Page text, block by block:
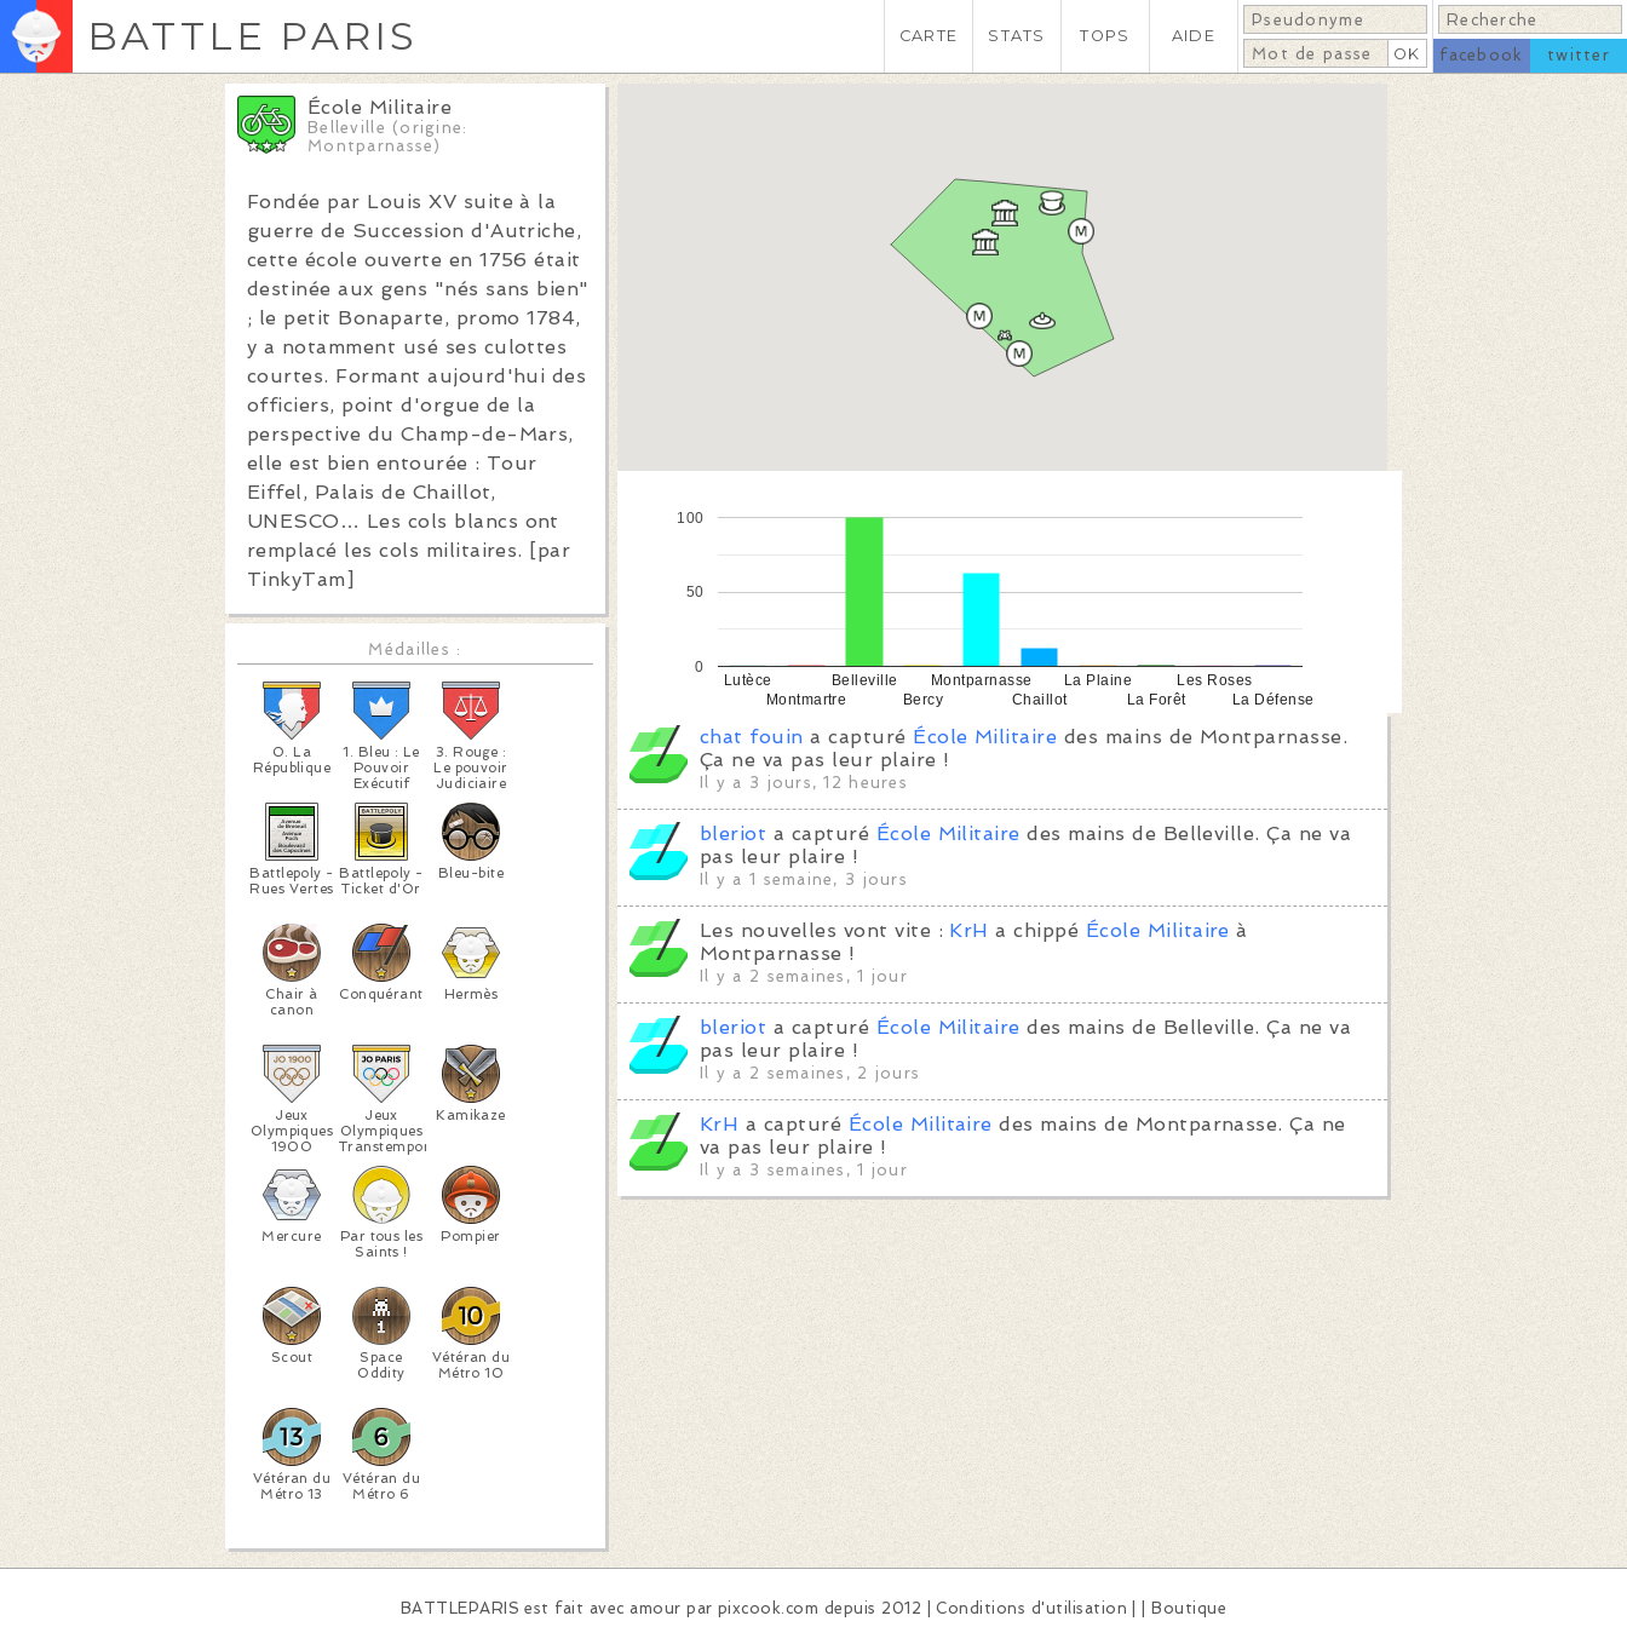
BATTLE PARIS CARTE STATS TOPS
AIDE
facebook
twitter
École Militaire
Belleville (origine:
Montparnasse)
Fondée par Louis XV suite à la
guerre de Succession d'Autriche,
cette école ouverte en 1756 était
destinée aux gens "nés sans bien"
; le petit Bonaparte, promo 1784,
y a notamment usé ses culottes
courtes. Formant aujourd'hui des
officiers, point d'orgue de la
perspective du Champ-de-Mars,
elle est bien entourée : Tour
Eiffel, Palais de Chaillot,
UNESCO… Les cols blancs ont
remplacé les cols militaires. [par
TinkyTam]
Médailles :
0. La
République
1. Bleu : Le
Pouvoir
Exécutif
3. Rouge :
Le pouvoir
Judiciaire
Battlepoly -
Rues Vertes
Battlepoly -
Ticket d'Or
Bleu-bite
Chair à
canon
Conquérant Hermès
Jeux
Olympiques
1900
Jeux
Olympiques
Transtemporels
Kamikaze
Mercure
Par tous les
Saints !
Pompier
Scout
Space
Oddity
Vétéran du
Métro 10
Vétéran du
Métro 13
Vétéran du
Métro 6
Lutèce
Montmartre
Belleville
Bercy
Montparnasse
Chaillot
La Plaine
La Forêt
Les Roses
La Défense
0
50
100
chat fouin a capturé École Militaire des mains de Montparnasse.
Ça ne va pas leur plaire !
Il y a 3 jours, 12 heures
bleriot a capturé École Militaire des mains de Belleville. Ça ne va
pas leur plaire !
Il y a 1 semaine, 3 jours
Les nouvelles vont vite : KrH a chippé École Militaire à
Montparnasse !
Il y a 2 semaines, 1 jour
bleriot a capturé École Militaire des mains de Belleville. Ça ne va
pas leur plaire !
Il y a 2 semaines, 2 jours
KrH a capturé École Militaire des mains de Montparnasse. Ça ne
va pas leur plaire !
Il y a 3 semaines, 1 jour
BATTLEPARIS est fait avec amour par pixcook.com depuis 2012 |Conditions d'utilisation Boutique